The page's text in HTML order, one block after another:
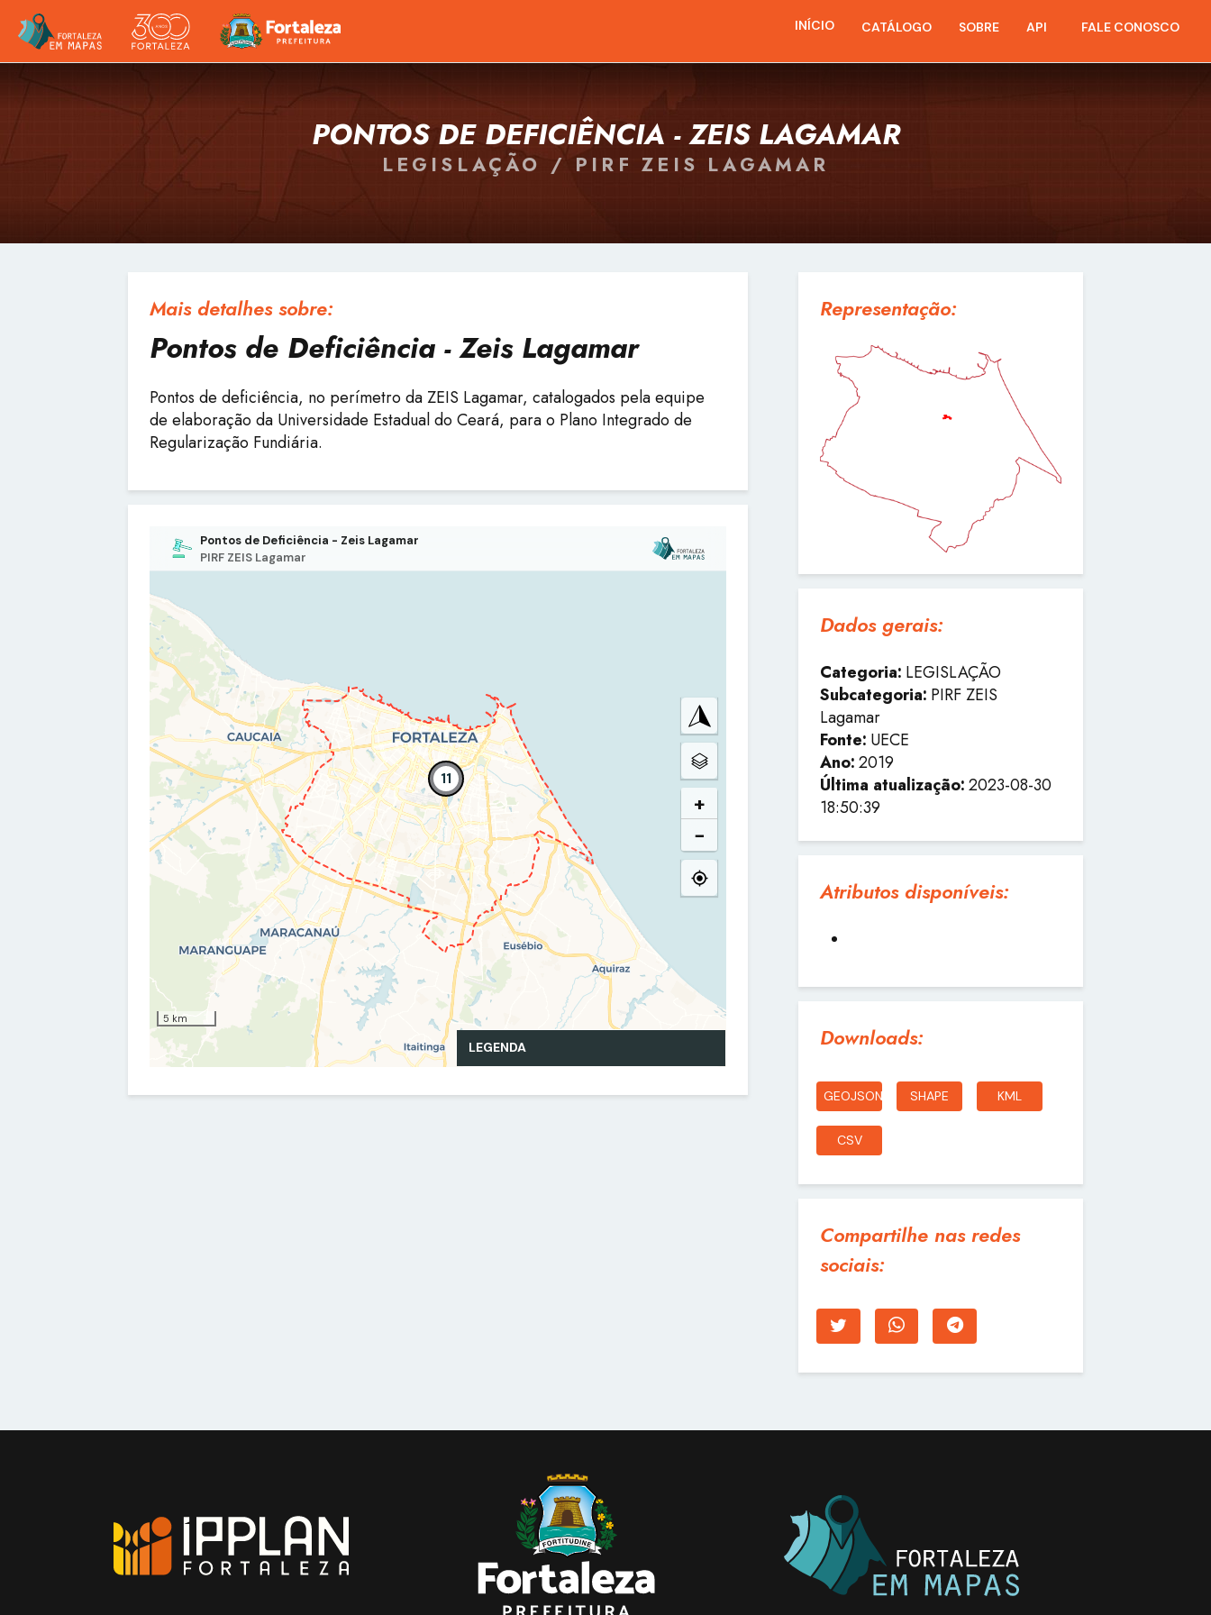
INÍCIO CATÁLOGO SOBRE API FALE CONOSCO
PONTOS DE DEFICIÊNCIA - ZEIS LAGAMAR
LEGISLAÇÃO / PIRF ZEIS LAGAMAR
Mais detalhes sobre:
Pontos de Deficiência - Zeis Lagamar
Pontos de deficiência, no perímetro da ZEIS Lagamar, catalogados pela equipe
de elaboração da Universidade Estadual do Ceará, para o Plano Integrado de
Regularização Fundiária.
Representação:
Dados gerais:
Categoria: LEGISLAÇÃO
Subcategoria: PIRF ZEIS
Lagamar
Fonte: UECE
Ano:2019
Última atualização:2023-08-30
18:50:39
Atributos disponíveis:
Downloads:
GEOJSON SHAPE KML
CSV
Compartilhe nas redes
sociais: